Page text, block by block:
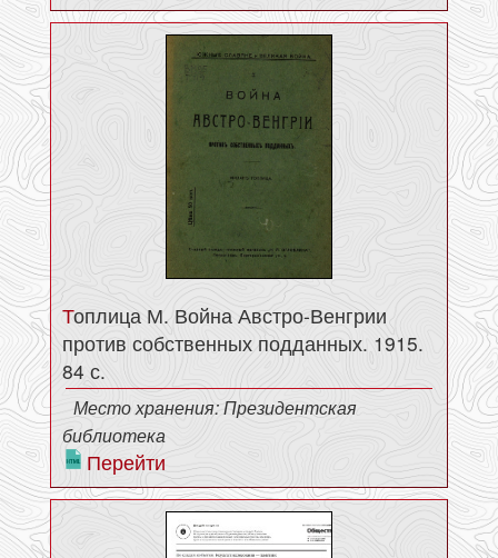
Топлица М. Война Австро-Венгрии
против собственных подданных. 1915.
84 с.
Место хранения: Президентская
библиотека
Перейти